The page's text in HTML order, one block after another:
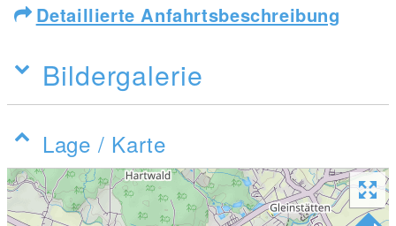
Detaillierte Anfahrtsbeschreibung
Bildergalerie
Lage / Karte